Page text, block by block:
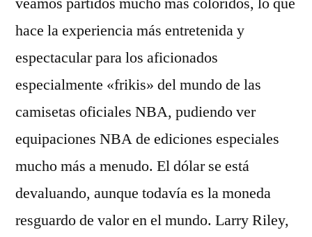
hace la experiencia más entretenida y
espectacular para los aficionados
especialmente «frikis» del mundo de las
camisetas oficiales NBA, pudiendo ver
equipaciones NBA de ediciones especiales
mucho más a menudo. El dólar se está
devaluando, aunque todavía es la moneda
resguardo de valor en el mundo. Larry Riley,